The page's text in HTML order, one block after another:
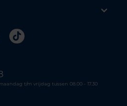
Tiktok
t/m vrijdag tussen 08.00 - 17.30